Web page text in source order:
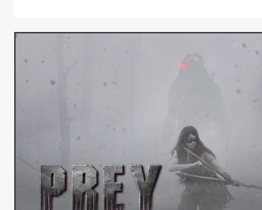
Deadpool prodotti dalla 20th Century
dell’acquisizione da parte della